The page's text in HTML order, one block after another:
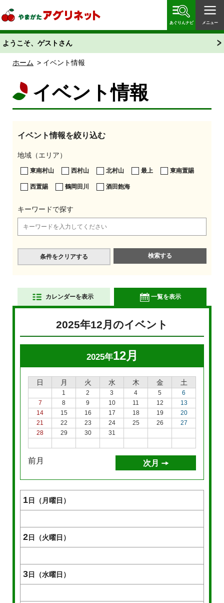
「あぐりん」
あぐりんナビ メニュー
ようこそ、ゲストさん
ホーム > イベント情報
イベント情報
イベント情報を絞り込む
地域（エリア）
東南村山 西村山 北村山 最上 東南置賜
西置賜 鶴岡田川 酒田飽海
キーワードで探す
条件をクリアする
カレンダーを表示 一覧を表示
2025年12月のイベント
2025年12月
日 月 火 水 木 金 土
1 2 3 4 5
6
7
8 9 10 11 12
13
14
15 16 17 18 19
20
21
22 23 24 25 26
27
28
29 30 31
前月 次月
1日（月曜日）
2日（火曜日）
3日（水曜日）